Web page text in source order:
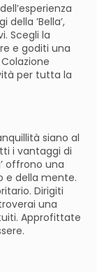
’Bella’,
Scegli la
e goditi una
per tutta la
siano al
i vantaggi di
offrono una
e della mente.
Dirigiti
una
Approfittate